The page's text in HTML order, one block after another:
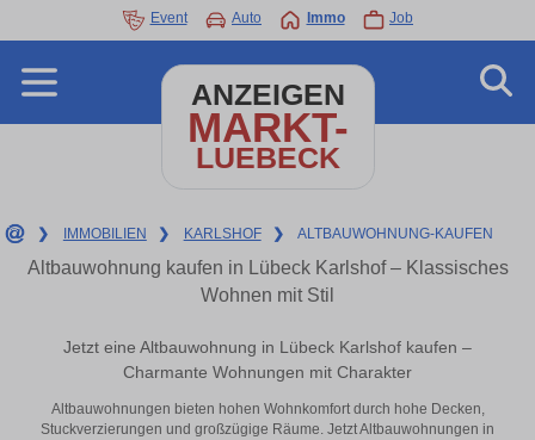
Event Auto Immo Job
ANZEIGEN
MARKT-
LUEBECK
❯ IMMOBILIEN ❯ KARLSHOF ❯ ALTBAUWOHNUNG-KAUFEN
Altbauwohnung kaufen in Lübeck Karlshof – Klassisches
Wohnen mit Stil
Jetzt eine Altbauwohnung in Lübeck Karlshof kaufen –
Charmante Wohnungen mit Charakter
Altbauwohnungen bieten hohen Wohnkomfort durch hohe Decken,
Stuckverzierungen und großzügige Räume. Jetzt Altbauwohnungen in